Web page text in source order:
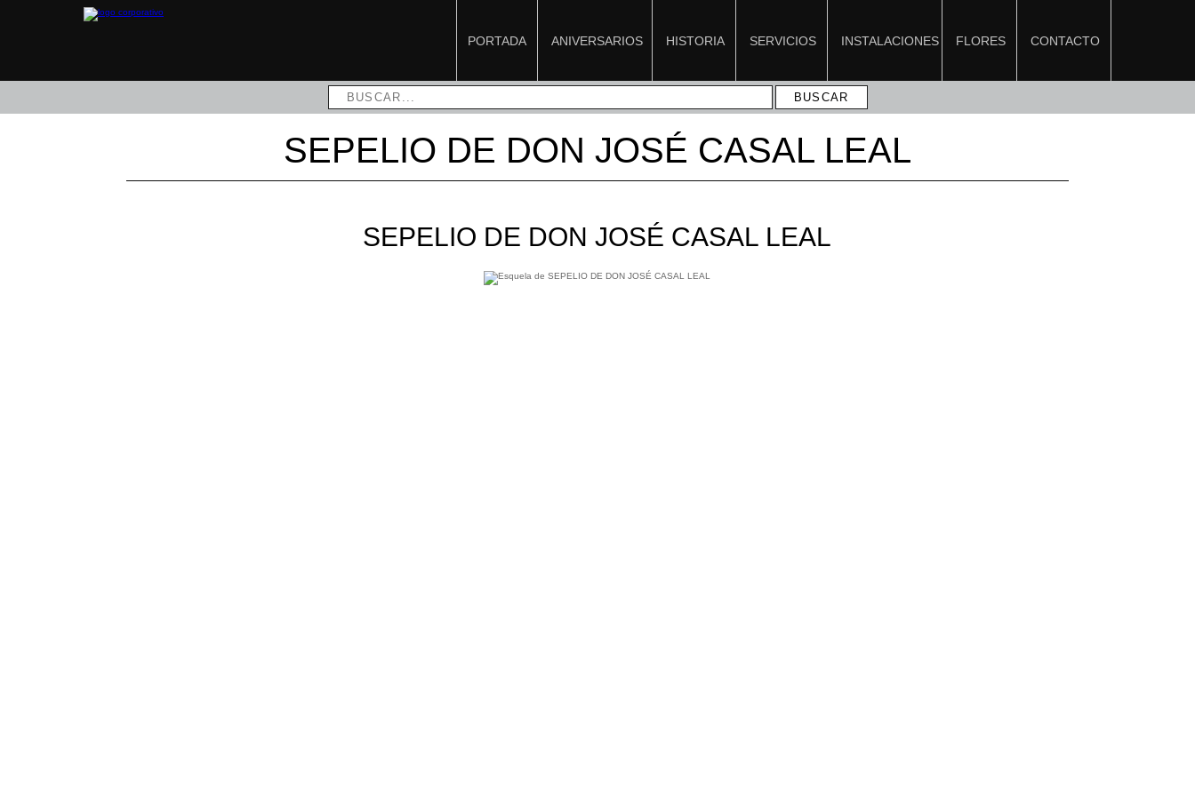
PORTADA ANIVERSARIOS HISTORIA SERVICIOS INSTALACIONES FLORES CONTACTO
SEPELIO DE DON JOSÉ CASAL LEAL
SEPELIO DE DON JOSÉ CASAL LEAL